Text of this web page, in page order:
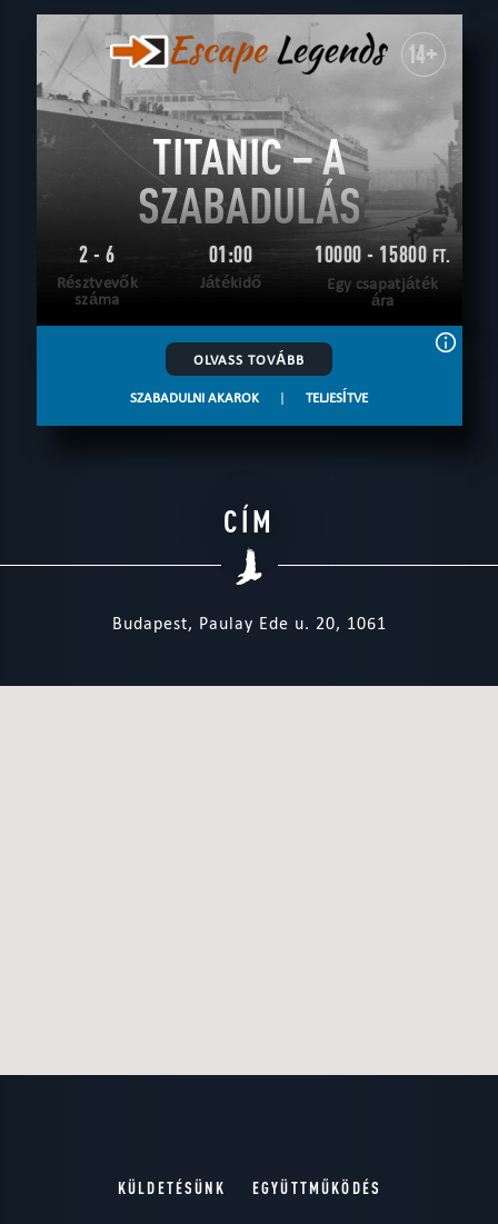
14+
TITANIC – A
SZABADULÁS
2 - 6
Résztvevők
száma
01:00
Játékidő
10000 - 15800 FT.
Egy csapatjáték
ára
OLVASS TOVÁBB
SZABADULNI AKAROK | TELJESÍTVE
CÍM
Budapest, Paulay Ede u. 20, 1061
KÜLDETÉSÜNK EGYÜTTMŰKÖDÉS